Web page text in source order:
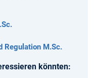
Regulation M.Sc.
könnten: